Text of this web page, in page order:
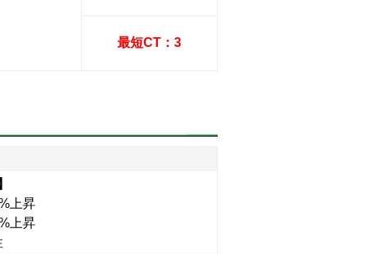
最短CT：3
上昇
上昇